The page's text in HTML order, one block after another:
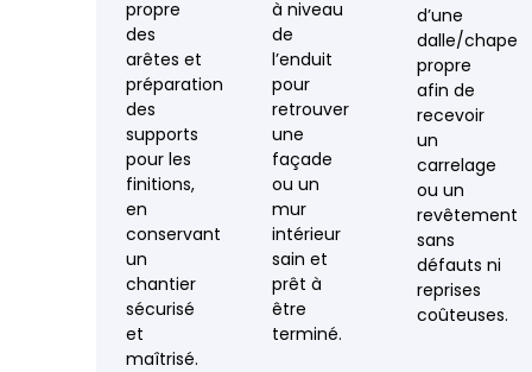
propre
des
arêtes et
préparation
des
supports
pour les
finitions,
en
conservant
un
chantier
sécurisé
et
maîtrisé.
à niveau
de
l’enduit
pour
retrouver
une
façade
ou un
mur
intérieur
sain et
prêt à
être
terminé.
d’une
dalle/chape
propre
afin de
recevoir
un
carrelage
ou un
revêtement
sans
défauts ni
reprises
coûteuses.